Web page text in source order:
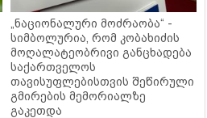
„ნაციონალური მოძრაობა“ -
სიმბოლურია, რომ კობახიძის
მოღალატეობრივი განცხადება
საქართველოს
თავისუფლებისთვის შეწირული
გმირების მემორიალზე
გაკეთდა